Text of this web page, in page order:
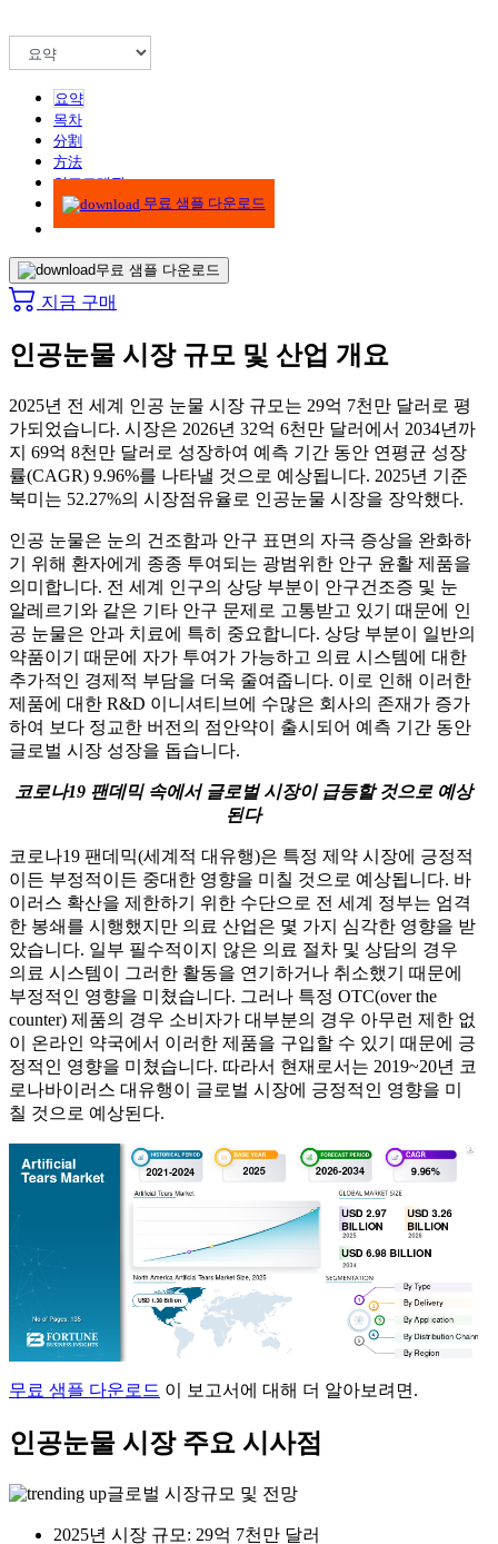
요약
목차
分割
方法
인포그래픽
무료 샘플 다운로드
무료 샘플 다운로드
지금 구매
인공눈물 시장 규모 및 산업 개요
2025년 전 세계 인공 눈물 시장 규모는 29억 7천만 달러로 평
가되었습니다. 시장은 2026년 32억 6천만 달러에서 2034년까
지 69억 8천만 달러로 성장하여 예측 기간 동안 연평균 성장
률(CAGR) 9.96%를 나타낼 것으로 예상됩니다. 2025년 기준
북미는 52.27%의 시장점유율로 인공눈물 시장을 장악했다.
인공 눈물은 눈의 건조함과 안구 표면의 자극 증상을 완화하
기 위해 환자에게 종종 투여되는 광범위한 안구 윤활 제품을
의미합니다. 전 세계 인구의 상당 부분이 안구건조증 및 눈
알레르기와 같은 기타 안구 문제로 고통받고 있기 때문에 인
공 눈물은 안과 치료에 특히 중요합니다. 상당 부분이 일반의
약품이기 때문에 자가 투여가 가능하고 의료 시스템에 대한
추가적인 경제적 부담을 더욱 줄여줍니다. 이로 인해 이러한
제품에 대한 R&D 이니셔티브에 수많은 회사의 존재가 증가
하여 보다 정교한 버전의 점안약이 출시되어 예측 기간 동안
글로벌 시장 성장을 돕습니다.
코로나19 팬데믹 속에서 글로벌 시장이 급등할 것으로 예상
된다
코로나19 팬데믹(세계적 대유행)은 특정 제약 시장에 긍정적
이든 부정적이든 중대한 영향을 미칠 것으로 예상됩니다. 바
이러스 확산을 제한하기 위한 수단으로 전 세계 정부는 엄격
한 봉쇄를 시행했지만 의료 산업은 몇 가지 심각한 영향을 받
았습니다. 일부 필수적이지 않은 의료 절차 및 상담의 경우
의료 시스템이 그러한 활동을 연기하거나 취소했기 때문에
부정적인 영향을 미쳤습니다. 그러나 특정 OTC(over the
counter) 제품의 경우 소비자가 대부분의 경우 아무런 제한 없
이 온라인 약국에서 이러한 제품을 구입할 수 있기 때문에 긍
정적인 영향을 미쳤습니다. 따라서 현재로서는 2019~20년 코
로나바이러스 대유행이 글로벌 시장에 긍정적인 영향을 미
칠 것으로 예상된다.
무료 샘플 다운로드 이 보고서에 대해 더 알아보려면.
인공눈물 시장 주요 시사점
글로벌 시장규모 및 전망
2025년 시장 규모: 29억 7천만 달러